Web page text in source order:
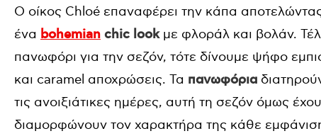
Ο οίκος Chloé επαναφέρει την κάπα
ένα bohemian chic lookμε φλοράλ και βολάν.
πανωφόρι για την σεζόν, τότε δίνουμε ψήφο
και caramel αποχρώσεις. Τα πανωφόρια
τις ανοιξιάτικες ημέρες, αυτή τη σεζόν όμως
διαμορφώνουν τον χαρακτήρα της κάθε